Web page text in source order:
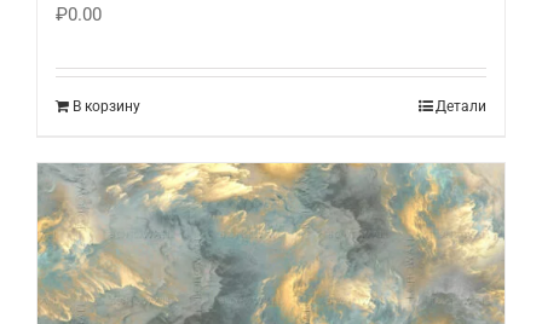
₽0.00
В корзину Детали